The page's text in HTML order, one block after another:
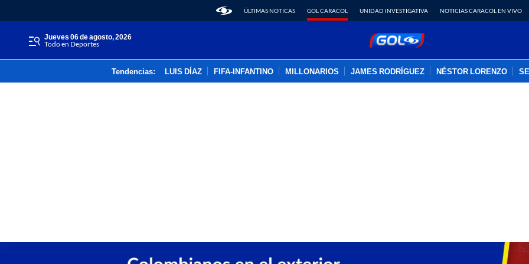
ÚLTIMAS NOTICAS GOL CARACOL UNIDAD INVESTIGATIVA NOTICIAS CARACOL EN VIVO
jueves 06 de agosto, 2026
Todo en Deportes
Tendencias: LUIS DÍAZ FIFA-INFANTINO MILLONARIOS JAMES RODRÍGUEZ NÉSTOR LORENZO